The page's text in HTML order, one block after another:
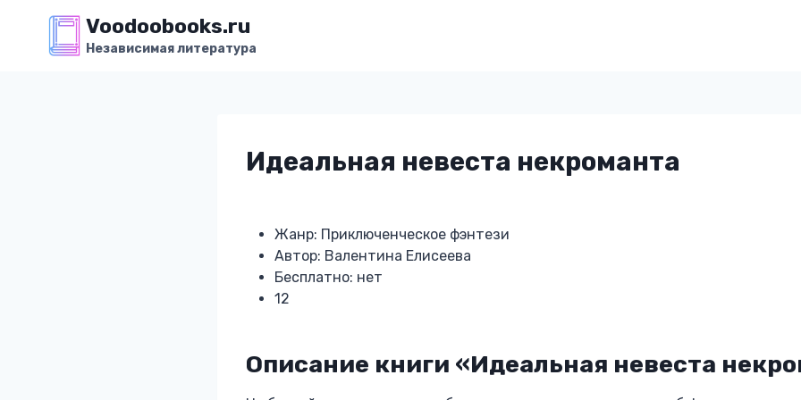
содержимому
Voodoobooks.ru
Независимая литература
Идеальная невеста некроманта
Жанр: Приключенческое фэнтези
Автор: Валентина Елисеева
Бесплатно: нет
12
Описание книги «Идеальная невеста